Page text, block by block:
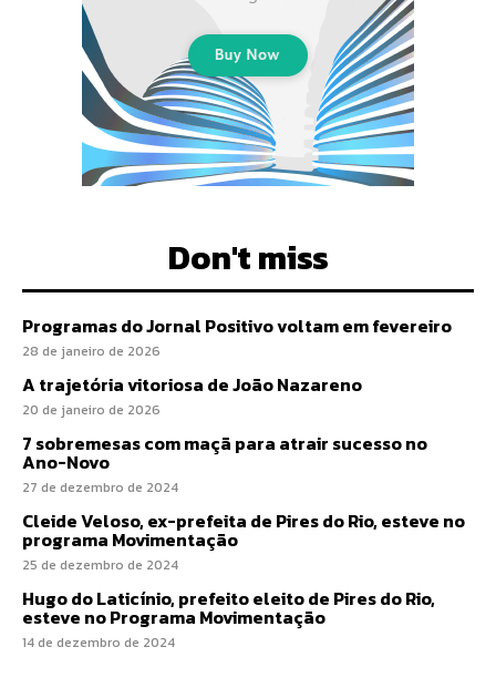
Don't miss
Programas do Jornal Positivo voltam em fevereiro
28 de janeiro de 2026
A trajetória vitoriosa de João Nazareno
20 de janeiro de 2026
7 sobremesas com maçã para atrair sucesso no
Ano-Novo
27 de dezembro de 2024
Cleide Veloso, ex-prefeita de Pires do Rio, esteve no
programa Movimentação
25 de dezembro de 2024
Hugo do Laticínio, prefeito eleito de Pires do Rio,
esteve no Programa Movimentação
14 de dezembro de 2024